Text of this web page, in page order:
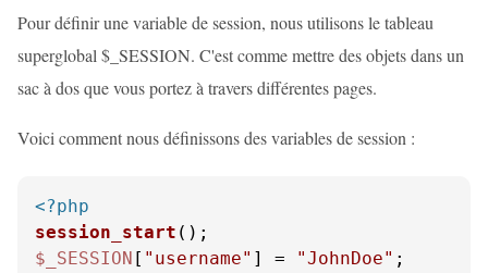
Pour définir une variable de session, nous utilisons le tableau
superglobal $_SESSION. C'est comme mettre des objets dans un
sac à dos que vous portez à travers différentes pages.
Voici comment nous définissons des variables de session :
<?php
session_start
$_SESSION [ "username" ] = "JohnDoe"